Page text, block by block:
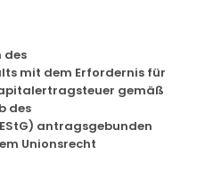
des
mit dem Erfordernis für
gemäß
des
antragsgebunden
Unionsrecht